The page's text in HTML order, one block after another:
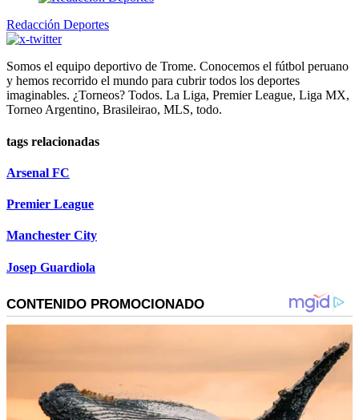
Redacción Deportes
Somos el equipo deportivo de Trome. Conocemos el fútbol peruano
y hemos recorrido el mundo para cubrir todos los deportes
imaginables. ¿Torneos? Todos. La Liga, Premier League, Liga MX,
Torneo Argentino, Brasileirao, MLS, todo.
tags relacionadas
Arsenal FC
Premier League
Manchester City
Josep Guardiola